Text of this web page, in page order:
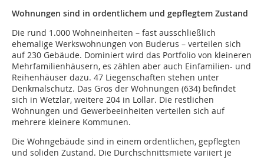
Wohnungen sind in ordentlichem und gepflegtem Zustand
Die rund 1.000 Wohneinheiten – fast ausschließlich
ehemalige Werkswohnungen von Buderus – verteilen sich
auf 230 Gebäude. Dominiert wird das Portfolio von kleineren
Mehrfamilienhäusern, es zählen aber auch Einfamilien- und
Reihenhäuser dazu. 47 Liegenschaften stehen unter
Denkmalschutz. Das Gros der Wohnungen (634) befindet
sich in Wetzlar, weitere 204 in Lollar. Die restlichen
Wohnungen und Gewerbeeinheiten verteilen sich auf
mehrere kleinere Kommunen.
Die Wohngebäude sind in einem ordentlichen, gepflegten
und soliden Zustand. Die Durchschnittsmiete variiert je